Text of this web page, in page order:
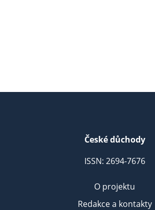
České důchody
ISSN: 2694-7676
O projektu
Redakce a kontakty